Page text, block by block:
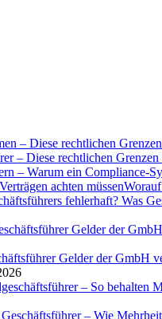
– Warum ein Compliance-
Gelder der GmbH